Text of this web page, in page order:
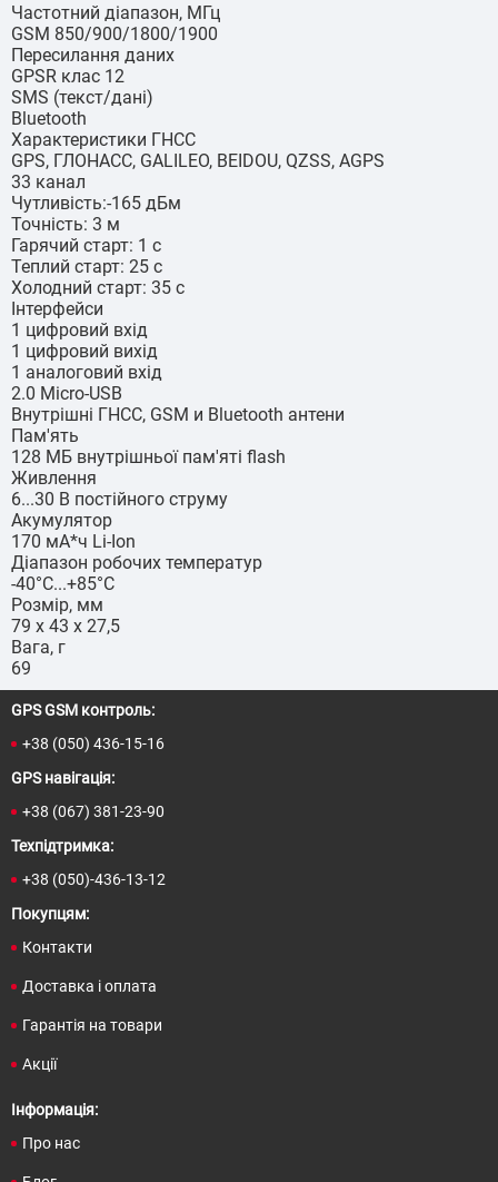
Частотний діапазон, МГц
GSM 850/900/1800/1900
Пересилання даних
GPSR клас 12
SMS (текст/дані)
Bluetooth
Характеристики ГНСС
GPS, ГЛОНАСС, GALILEO, BEIDOU, QZSS, AGPS
33 канал
Чутливість:-165 дБм
Точність: 3 м
Гарячий старт: 1 с
Теплий старт: 25 с
Холодний старт: 35 с
Інтерфейси
1 цифровий вхід
1 цифровий вихід
1 аналоговий вхід
2.0 Micro-USB
Внутрішні ГНСС, GSM и Bluetooth антени
Пам'ять
128 МБ внутрішньої пам'яті flash
Живлення
6...30 В постійного струму
Акумулятор
170 мА*ч Li-Ion
Діапазон робочих температур
-40°C...+85°C
Розмір, мм
79 x 43 x 27,5
Вага, г
69